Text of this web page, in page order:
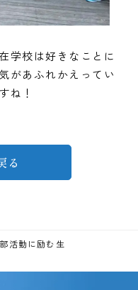
学校は好きなことに
があふれかえってい
ね！
る
部活動に励む生